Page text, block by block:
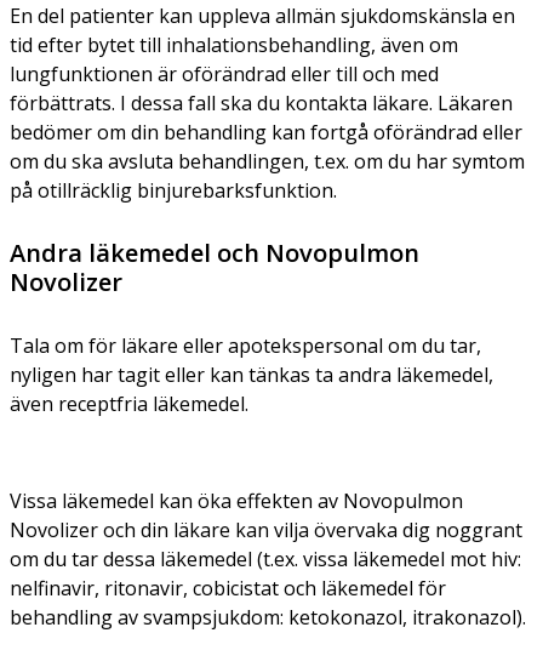
En del patienter kan uppleva allmän sjukdomskänsla en
tid efter bytet till inhalationsbehandling, även om
lungfunktionen är oförändrad eller till och med
förbättrats. I dessa fall ska du kontakta läkare. Läkaren
bedömer om din behandling kan fortgå oförändrad eller
om du ska avsluta behandlingen, t.ex. om du har symtom
på otillräcklig binjurebarksfunktion.
Andra läkemedel och Novopulmon
Novolizer
Tala om för läkare eller apotekspersonal om du tar,
nyligen har tagit eller kan tänkas ta andra läkemedel,
även receptfria läkemedel.
Vissa läkemedel kan öka effekten av Novopulmon
Novolizer och din läkare kan vilja övervaka dig noggrant
om du tar dessa läkemedel (t.ex. vissa läkemedel mot hiv:
nelfinavir, ritonavir, cobicistat och läkemedel för
behandling av svampsjukdom: ketokonazol, itrakonazol).